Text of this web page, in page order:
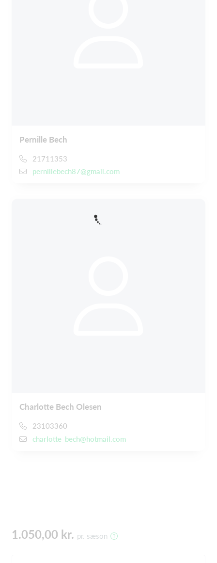
Pernille Bech
21711353
pernillebech87@gmail.com
Charlotte Bech Olesen
23103360
charlotte_bech@hotmail.com
1.050,00 kr. pr. sæson